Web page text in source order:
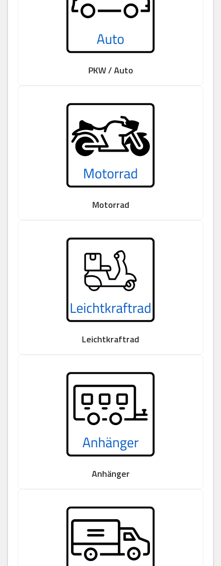
PKW / Auto
Motorrad
Leichtkraftrad
Anhänger